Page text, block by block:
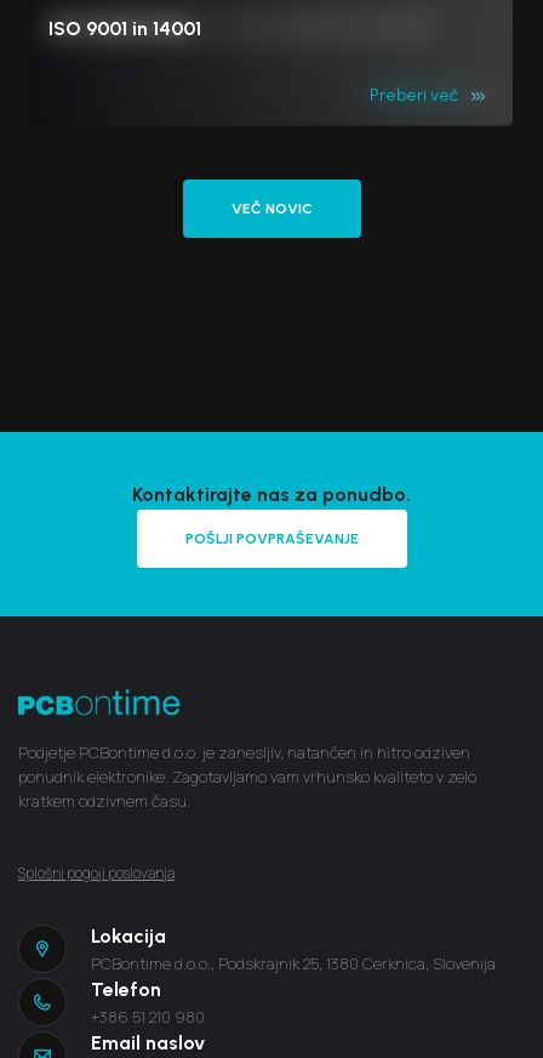
Dobrodošli pri nas v prenovljenih prostorih
Preberi več
SE PCBONTIME
Preberi več
ISO 9001 in 14001
Preberi več
VEČ NOVIC
Kontaktirajte nas za ponudbo.
POŠLJI POVPRAŠEVANJE
Podjetje PCBontime d.o.o. je zanesljiv, natančen in hitro odziven
ponudnik elektronike. Zagotavljamo vam vrhunsko kvaliteto v zelo
kratkem odzivnem času.
Splošni pogoji poslovanja
Lokacija
PCBontime d.o.o., Podskrajnik 25, 1380 Cerknica, Slovenija
Telefon
+386 51 210 980
Email naslov